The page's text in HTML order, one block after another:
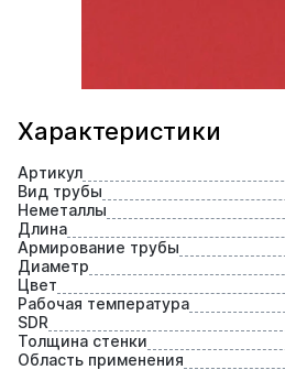
Характеристики
Артикул
Вид трубы
Неметаллы
Длина
Армирование трубы
Диаметр
Цвет
Рабочая температура
SDR
Толщина стенки
Область применения